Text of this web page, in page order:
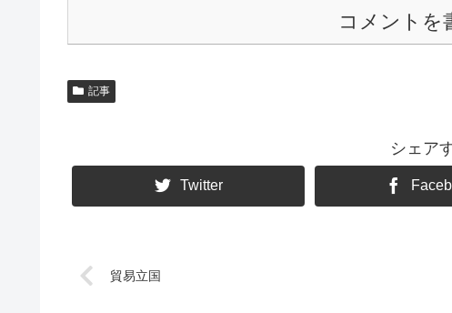
コメントを
記事
シェア
Twitter
貿易立国